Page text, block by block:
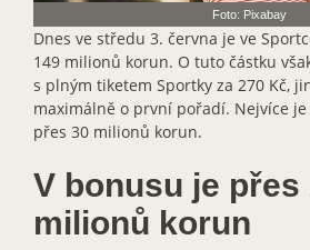
Foto: Pixabay
Dnes ve středu 3. června je ve
149 milionů korun. O tuto částku
s plným tiketem Sportky za 270 Kč,
maximálně o první pořadí. Nejvíce
přes 30 milionů korun.
V bonusu je přes
milionů korun